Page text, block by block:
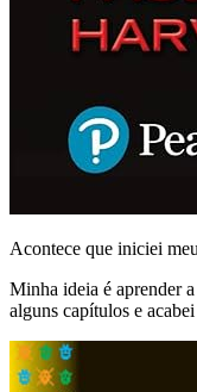
Acontece que iniciei
Minha ideia é aprender
alguns capítulos e